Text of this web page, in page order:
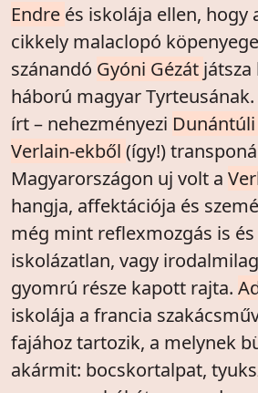
Endre és iskolája ellen, hogy
cikkely malaclopó
szánandó Gyóni Gézát játsza
háború magyar
írt – nehezményezi Dunántúli
Verlain-ekből (így!)
Magyarországon uj volt a
hangja, affektációja és
még mint reflexmozgás is
iskolázatlan, vagy
gyomrú része kapott rajta.
iskolája a francia
fajához tartozik, a melynek
akármit: bocskortalpat,